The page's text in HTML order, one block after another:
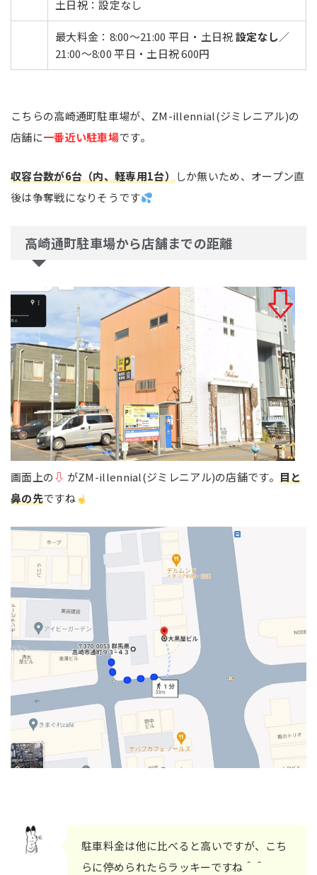
土日祝：設定なし
最大料金：8:00～21:00 平日・土日祝設定なし／
21:00～8:00 平日・土日祝 600円
こちらの高崎通町駐車場が、ZM-illennial(ジミレニアル)の
店舗に一番近い駐車場です。
収容台数が6台（内、軽専用1台）しか無いため、オープン直
後は争奪戦になりそうです
高崎通町駐車場から店舗までの距離
画面上の⇩ がZM-illennial(ジミレニアル)の店舗です。 目と
鼻の先ですね
駐車料金は他に比べると高いですが、こち
らに停められたらラッキーですね＾＾